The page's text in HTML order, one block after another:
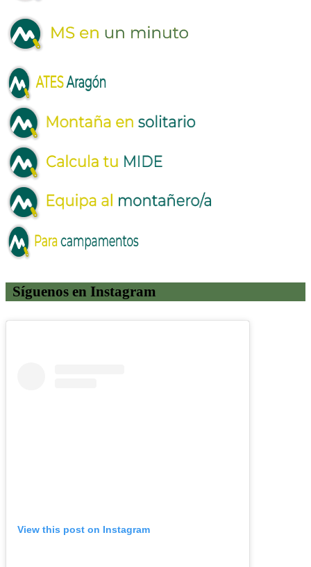
Síguenos en Instagram
View this post on Instagram